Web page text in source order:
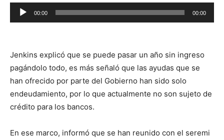
Reproductor
de
00:00 00:00
Jenkins explicó que se puede pasar un año sin ingreso
pagándolo todo, es más señaló que las ayudas que se
han ofrecido por parte del Gobierno han sido solo
endeudamiento, por lo que actualmente no son sujeto de
crédito para los bancos.
En ese marco, informó que se han reunido con el seremi